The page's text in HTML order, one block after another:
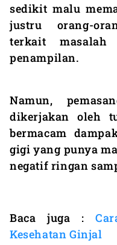
sedikit malu
justru orang-
terkait masalah
penampilan.
Namun,
dikerjakan oleh
bermacam
gigi yang punya
negatif ringan
Baca juga :
Kesehatan Ginjal